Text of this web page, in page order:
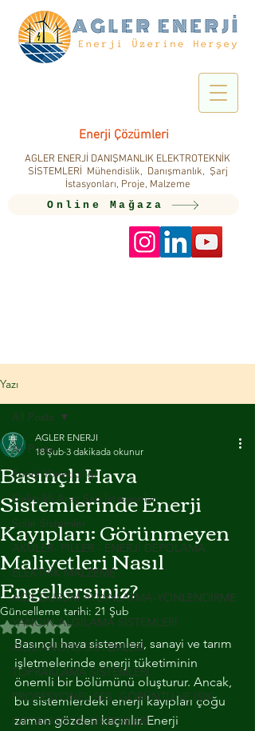
AGLER ENERJİ DANIŞMANLIK ELEKTROTEKNİK
SİSTEMLERİ Mühendislik, Danışmanlık, Şarj
İstasyonları, Proje, Malzeme
Enerji Çözümleri
Online Mağaza
Yazı
All Posts
Enerji Yöneticiliği
Elektrikli Araç Şarj İstasyonları
Solar Sistemler
AKÜLER- PİLLER - ENERJİ DEPOLAMA
ELEKTRİK MALZEME
ACİL DURUM AYDINLATMA-YÖNLENDİRME
YANGIN ALGILAMA SİSTEMLERİ
ACİL ANONS SİSTEMLERİ
TOPRAKLAMA SİSTEMLERİ
PROFESYONEL SES, GÖRÜNTÜ VE IŞIK
OTOMASYON SİSTEMLERİ
All Posts
Basınçlı Hava
Sistemlerinde Enerji
Kayıpları: Görünmeyen
Maliyetleri Nasıl
Engellersiniz?
AGLER ENERJI
18 Şub 3 dakikada okunur
Güncelleme tarihi: 21 Şub
5 üzerinden NaN yıldız
Basınçlı hava sistemleri, sanayi ve tarım
işletmelerinde enerji tüketiminin
önemli bir bölümünü oluşturur. Ancak,
bu sistemlerdeki enerji kayıpları çoğu
zaman gözden kaçırılır. Enerji